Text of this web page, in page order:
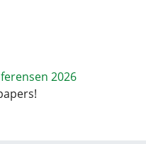
2026